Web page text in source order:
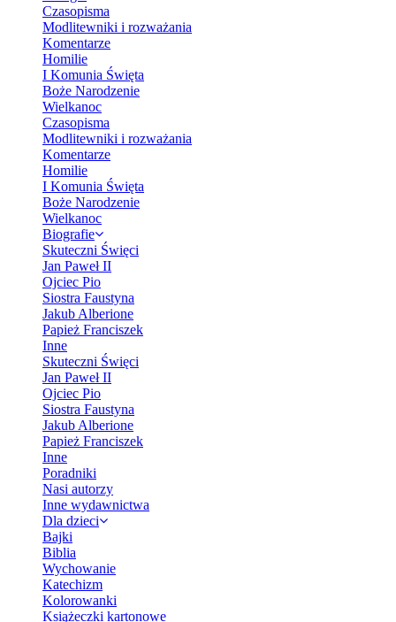
Czasopisma
Modlitewniki i rozważania
Komentarze
Homilie
I Komunia Święta
Boże Narodzenie
Wielkanoc
Czasopisma
Modlitewniki i rozważania
Komentarze
Homilie
I Komunia Święta
Boże Narodzenie
Wielkanoc
Biografie
Skuteczni Święci
Jan Paweł II
Ojciec Pio
Siostra Faustyna
Jakub Alberione
Papież Franciszek
Inne
Skuteczni Święci
Jan Paweł II
Ojciec Pio
Siostra Faustyna
Jakub Alberione
Papież Franciszek
Inne
Poradniki
Nasi autorzy
Inne wydawnictwa
Dla dzieci
Bajki
Biblia
Wychowanie
Katechizm
Kolorowanki
Książeczki kartonowe